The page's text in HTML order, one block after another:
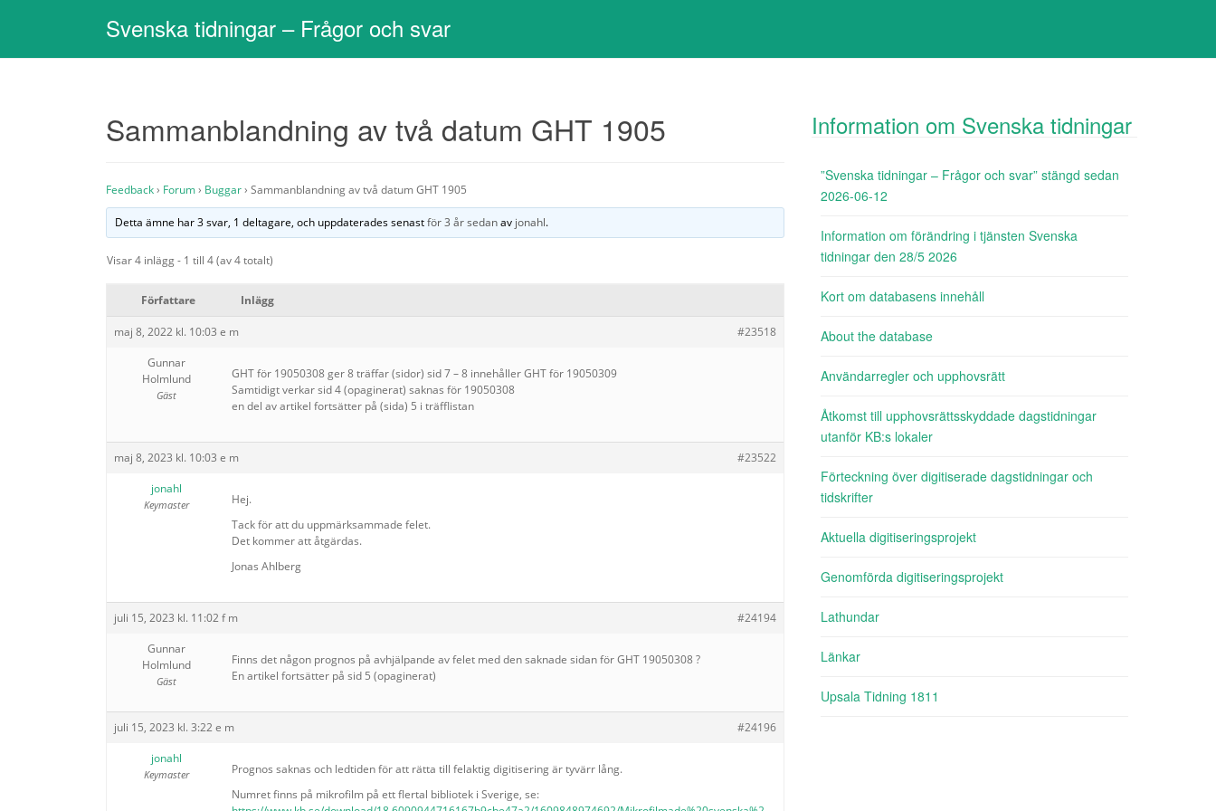
Svenska tidningar – Frågor och svar
Sammanblandning av två datum GHT 1905
Feedback› Forum› Buggar› Sammanblandning av två datum GHT 1905
Detta ämne har 3 svar, 1 deltagare, och uppdaterades senastför 3 år sedanav jonahl.
Visar 4 inlägg - 1 till 4 (av 4 totalt)
Författare Inlägg
maj 8, 2022 kl. 10:03 e m
#23518
Gunnar
Holmlund
Gäst
GHT för 19050308 ger 8 träffar (sidor) sid 7 – 8 innehåller GHT för 19050309
Samtidigt verkar sid 4 (opaginerat) saknas för 19050308
en del av artikel fortsätter på (sida) 5 i träfflistan
maj 8, 2023 kl. 10:03 e m
#23522
jonahl
Keymaster
Hej.
Tack för att du uppmärksammade felet.
Det kommer att åtgärdas.
Jonas Ahlberg
juli 15, 2023 kl. 11:02 f m
#24194
Gunnar
Holmlund
Gäst
Finns det någon prognos på avhjälpande av felet med den saknade sidan för GHT 19050308 ?
En artikel fortsätter på sid 5 (opaginerat)
juli 15, 2023 kl. 3:22 e m
#24196
jonahl
Keymaster
Prognos saknas och ledtiden för att rätta till felaktig digitisering är tyvärr lång.
Numret finns på mikrofilm på ett flertal bibliotek i Sverige, se:
Information om Svenska tidningar
”Svenska tidningar – Frågor och svar” stängd sedan
2026-06-12
Information om förändring i tjänsten Svenska
tidningar den 28/5 2026
Kort om databasens innehåll
About the database
Användarregler och upphovsrätt
Åtkomst till upphovsrättsskyddade dagstidningar
utanför KB:s lokaler
Förteckning över digitiserade dagstidningar och
tidskrifter
Aktuella digitiseringsprojekt
Genomförda digitiseringsprojekt
Lathundar
Länkar
Upsala Tidning 1811